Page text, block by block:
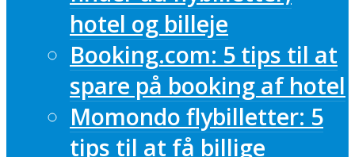
hotel og billeje
Booking.com: 5 tips til at
spare på booking af hotel
Momondo flybilletter: 5
tips til at få billige